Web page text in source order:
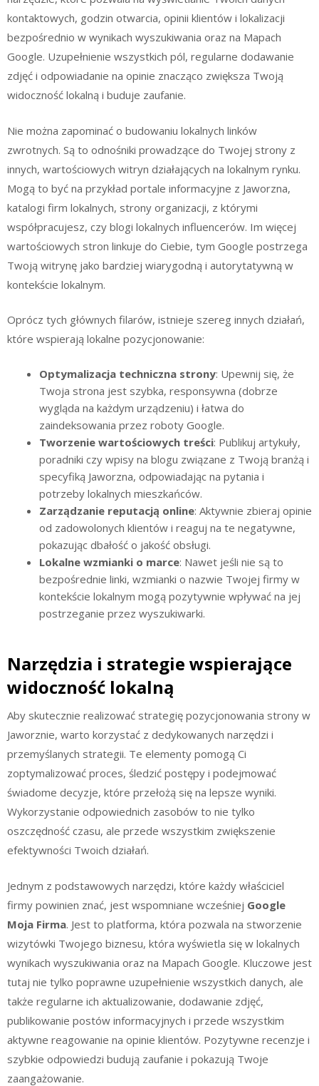
kontaktowych, godzin otwarcia, opinii klientów i lokalizacji
bezpośrednio w wynikach wyszukiwania oraz na Mapach
Google. Uzupełnienie wszystkich pól, regularne dodawanie
zdjęć i odpowiadanie na opinie znacząco zwiększa Twoją
widoczność lokalną i buduje zaufanie.
Nie można zapominać o budowaniu lokalnych linków
zwrotnych. Są to odnośniki prowadzące do Twojej strony z
innych, wartościowych witryn działających na lokalnym rynku.
Mogą to być na przykład portale informacyjne z Jaworzna,
katalogi firm lokalnych, strony organizacji, z którymi
współpracujesz, czy blogi lokalnych influencerów. Im więcej
wartościowych stron linkuje do Ciebie, tym Google postrzega
Twoją witrynę jako bardziej wiarygodną i autorytatywną w
kontekście lokalnym.
Oprócz tych głównych filarów, istnieje szereg innych działań,
które wspierają lokalne pozycjonowanie:
Optymalizacja techniczna strony: Upewnij się, że
Twoja strona jest szybka, responsywna (dobrze
wygląda na każdym urządzeniu) i łatwa do
zaindeksowania przez roboty Google.
Tworzenie wartościowych treści: Publikuj artykuły,
poradniki czy wpisy na blogu związane z Twoją branżą i
specyfiką Jaworzna, odpowiadając na pytania i
potrzeby lokalnych mieszkańców.
Zarządzanie reputacją online: Aktywnie zbieraj opinie
od zadowolonych klientów i reaguj na te negatywne,
pokazując dbałość o jakość obsługi.
Lokalne wzmianki o marce: Nawet jeśli nie są to
bezpośrednie linki, wzmianki o nazwie Twojej firmy w
kontekście lokalnym mogą pozytywnie wpływać na jej
postrzeganie przez wyszukiwarki.
Narzędzia i strategie wspierające
widoczność lokalną
Aby skutecznie realizować strategię pozycjonowania strony w
Jaworznie, warto korzystać z dedykowanych narzędzi i
przemyślanych strategii. Te elementy pomogą Ci
zoptymalizować proces, śledzić postępy i podejmować
świadome decyzje, które przełożą się na lepsze wyniki.
Wykorzystanie odpowiednich zasobów to nie tylko
oszczędność czasu, ale przede wszystkim zwiększenie
efektywności Twoich działań.
Jednym z podstawowych narzędzi, które każdy właściciel
firmy powinien znać, jest wspomniane wcześniej Google
Moja Firma. Jest to platforma, która pozwala na stworzenie
wizytówki Twojego biznesu, która wyświetla się w lokalnych
wynikach wyszukiwania oraz na Mapach Google. Kluczowe jest
tutaj nie tylko poprawne uzupełnienie wszystkich danych, ale
także regularne ich aktualizowanie, dodawanie zdjęć,
publikowanie postów informacyjnych i przede wszystkim
aktywne reagowanie na opinie klientów. Pozytywne recenzje i
szybkie odpowiedzi budują zaufanie i pokazują Twoje
zaangażowanie.